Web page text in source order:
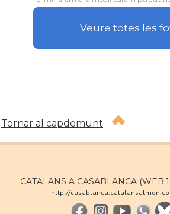
Veure totes les
Tornar al capdemunt
CATALANS A CASABLANCA
http://